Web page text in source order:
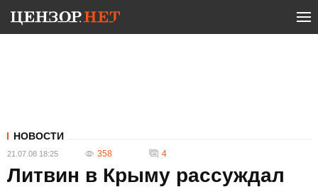
НОВОСТИ
21.07.08 18:25 358 4
Литвин в Крыму рассуждал